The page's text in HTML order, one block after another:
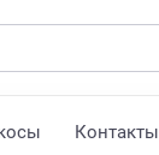
Контакты